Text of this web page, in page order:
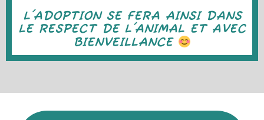
L'ADOPTION SE FERA AINSI DANS
LE RESPECT DE L'ANIMAL ET AVEC
BIENVEILLANCE